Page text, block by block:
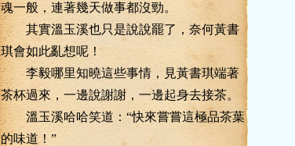
魂一般，連著幾天做事都沒勁。
其實溫玉溪也只是說說罷了，奈何黃書
琪會如此亂想呢！
李毅哪里知曉這些事情，見黃書琪端著
茶杯過來，一邊說謝謝，一邊起身去接茶。
溫玉溪哈哈笑道：“快來嘗嘗這極品茶葉
的味道！”